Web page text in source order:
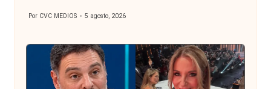
Publicado
Por CVC MEDIOS 5 agosto, 2026